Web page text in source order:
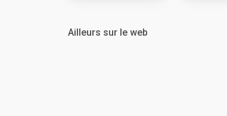
Ailleurs sur le web